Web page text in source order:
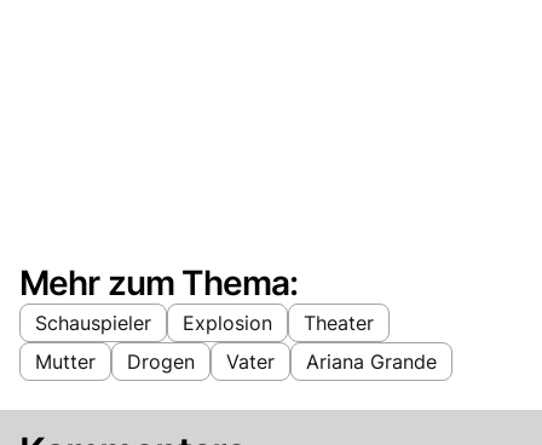
Mehr zum Thema:
Schauspieler Explosion
Theater
Mutter
Drogen Vater Ariana Grande